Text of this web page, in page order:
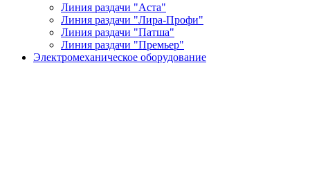
Линия раздачи "Аста"
Линия раздачи "Лира-Профи"
Линия раздачи "Патша"
Линия раздачи "Премьер"
Электромеханическое оборудование